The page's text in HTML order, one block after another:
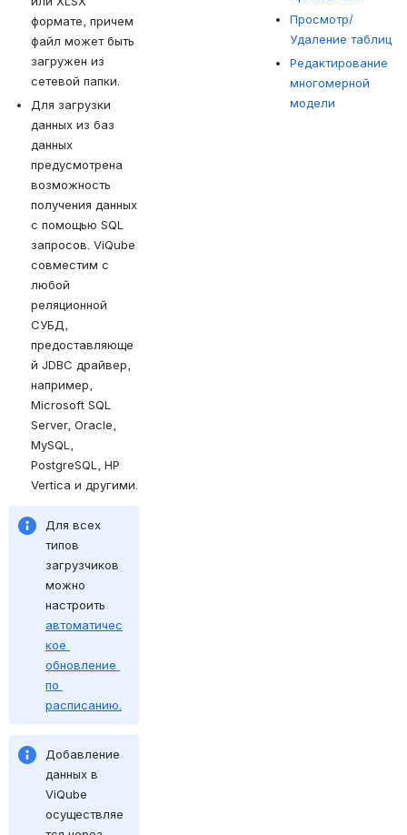
формате, причем
файл может быть
загружен из
сетевой папки.
Для загрузки
данных из баз
данных
предусмотрена
возможность
получения данных
с помощью SQL
запросов. ViQube
совместим с
любой
реляционной
СУБД,
предоставляюще
й JDBC драйвер,
например,
Microsoft SQL
Server, Oracle,
MySQL,
PostgreSQL, HP
Vertica и другими.
Для всех
типов
загрузчиков
можно
автоматичес
кое
обновление
по
расписанию.
Добавление
данных в
ViQube
осуществляе
Просмотр/
Удаление таблиц
Редактирование
многомерной
модели